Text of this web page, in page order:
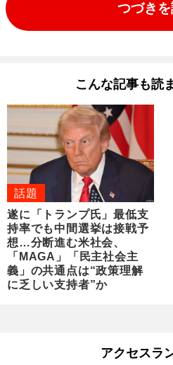
つづき
こんな記事も読
話題
遂に「トランプ氏」最低支
持率でも中間選挙は接戦予
想…分断進む米社会、
「MAGA」「民主社会主
義」の共通点は“政策理解
に乏しい支持者”か
アクセスラ